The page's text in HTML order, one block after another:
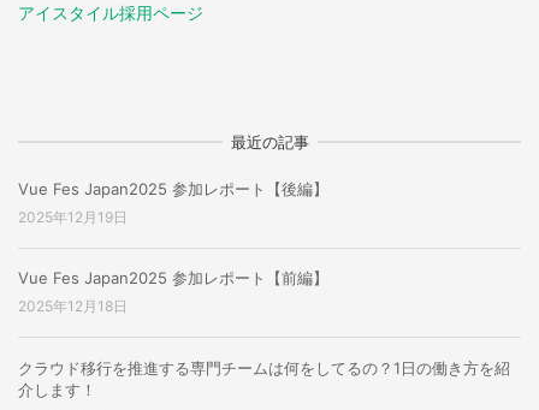
アイスタイル採用ページ
最近の記事
Vue Fes Japan2025 参加レポート【後編】
2025年12月19日
Vue Fes Japan2025 参加レポート【前編】
2025年12月18日
クラウド移行を推進する専門チームは何をしてるの？1日の働き方を紹
介します！